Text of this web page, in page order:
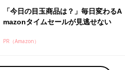
「今日の目玉商品は？」毎日変わるA
mazonタイムセールが見逃せない
PR（Amazon）